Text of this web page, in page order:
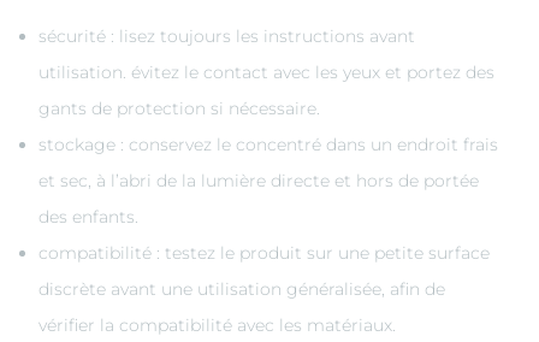
sécurité : lisez toujours les instructions avant
utilisation. évitez le contact avec les yeux et portez des
gants de protection si nécessaire.
stockage : conservez le concentré dans un endroit frais
et sec, à l’abri de la lumière directe et hors de portée
des enfants.
compatibilité : testez le produit sur une petite surface
discrète avant une utilisation généralisée, afin de
vérifier la compatibilité avec les matériaux.